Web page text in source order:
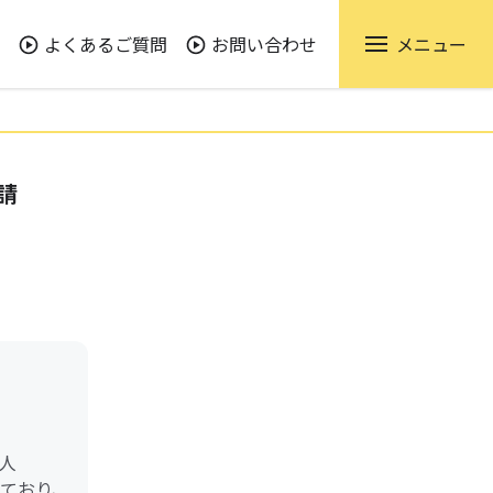
よくあるご質問 お問い合わせ メニュー